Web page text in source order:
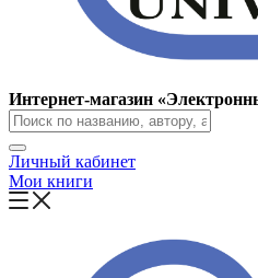
Интернет-магазин
Личный кабинет
Мои книги